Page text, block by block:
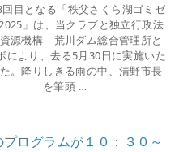
目となる「秩父さくら湖ゴミゼ
」は、当クラブと独立行政法
源機構 荒川ダム総合管理所と
により、去る5月30日に実施いた
。降りしきる雨の中、清野市長
を筆頭 …
ログラムが１０：３０～